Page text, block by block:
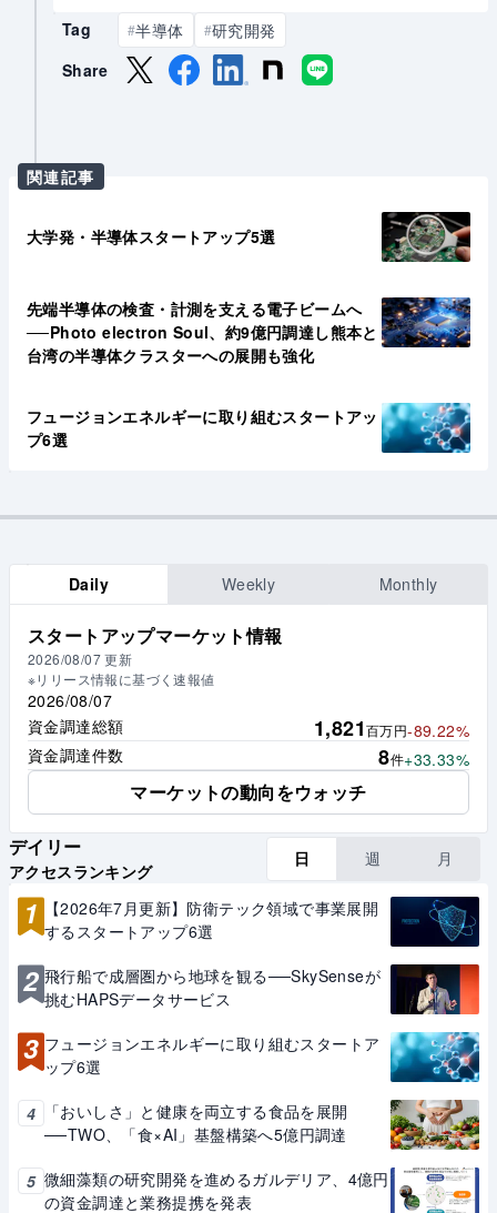
Tag #半導体 #研究開発
Share
関連記事
大学発・半導体スタートアップ5選
先端半導体の検査・計測を支える電子ビームへ
──Photo electron Soul、約9億円調達し熊本と
台湾の半導体クラスターへの展開も強化
フュージョンエネルギーに取り組むスタートアッ
プ6選
Daily Weekly Monthly
スタートアップマーケット情報
2026/08/07 更新
※リリース情報に基づく速報値
2026/08/07
資金調達総額
1,821百万円-89.22%
資金調達件数
8件+33.33%
マーケットの動向をウォッチ
デイリー
アクセスランキング
日 週 月
1
【2026年7月更新】防衛テック領域で事業展開
するスタートアップ6選
2 飛行船で成層圏から地球を観る──SkySenseが
挑むHAPSデータサービス
3 フュージョンエネルギーに取り組むスタートア
ップ6選
4
「おいしさ」と健康を両立する食品を展開
──TWO、「食×AI」基盤構築へ5億円調達
5 微細藻類の研究開発を進めるガルデリア、4億円
の資金調達と業務提携を発表